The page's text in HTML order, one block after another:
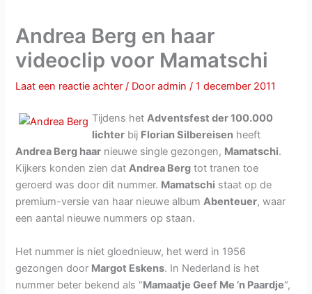
Andrea Berg en haar
videoclip voor Mamatschi
Laat een reactie achter / Dooradmin/1 december 2011
Tijdens hetAdventsfest der 100.000
lichter bij Florian Silbereisen heeft
Andrea Berg haar nieuwe single gezongen, Mamatschi.
Kijkers konden zien datAndrea Berg tot tranen toe
geroerd was door dit nummer. Mamatschi staat op de
premium-versie van haar nieuwe albumAbenteuer, waar
een aantal nieuwe nummers op staan.
Het nummer is niet gloednieuw, het werd in 1956
gezongen door Margot Eskens. In Nederland is het
nummer beter bekend als “Mamaatje Geef Me ’n Paardje“,